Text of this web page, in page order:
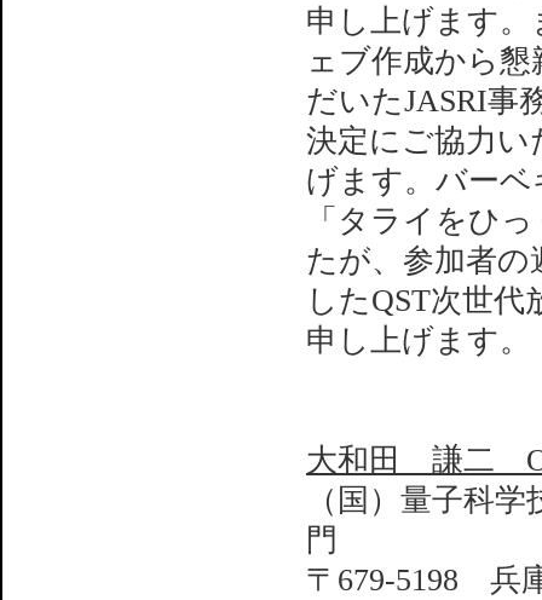
申し上げます
ェブ作成から
だいたJASRI事
決定にご協力い
げます。バー
「タライをひ
たが、参加者
したQST次世
申し上げます。
大和田 謙二
（国）量子科
門
〒679-5198 兵